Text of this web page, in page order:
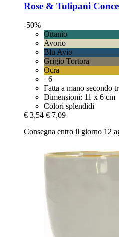
Rose & Tulipani
-50%
Ottanio
Avorio
Blu Avio
Grigio Tortora
Ocra
+6
Fatta a mano secondo
Dimensioni: 11 x 6 cm
Colori splendidi
€ 3,54 € 7,09
Consegna entro il giorno 12